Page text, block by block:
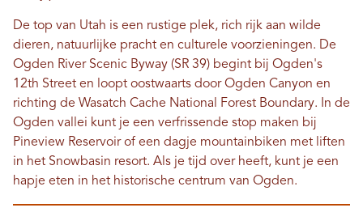
De top van Utah is een rustige plek, rich rijk aan wilde
dieren, natuurlijke pracht en culturele voorzieningen. De
Ogden River Scenic Byway (SR 39) begint bij Ogden's
12th Street en loopt oostwaarts door Ogden Canyon en
richting de Wasatch Cache National Forest Boundary. In de
Ogden vallei kunt je een verfrissende stop maken bij
Pineview Reservoir of een dagje mountainbiken met liften
in het Snowbasin resort. Als je tijd over heeft, kunt je een
hapje eten in het historische centrum van Ogden.